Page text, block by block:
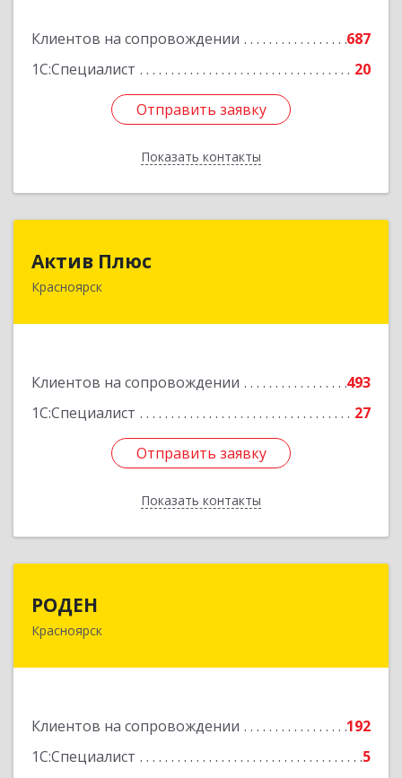
Клиентов на сопровождении
687
1С:Специалист
20
Отправить заявку
Показать контакты
Отправить заявку
Назад
Актив Плюс
Красноярск
Клиентов на сопровождении
493
1С:Специалист
27
Отправить заявку
Показать контакты
660017, Красноярский край, Красноярск г,
Отправить заявку
Назад
РОДЕН
Красноярск
Клиентов на сопровождении
192
1С:Специалист
5
660064, Красноярский край, Красноярск г, им